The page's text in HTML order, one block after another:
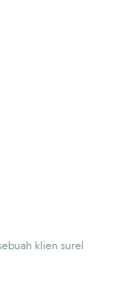
klien surel